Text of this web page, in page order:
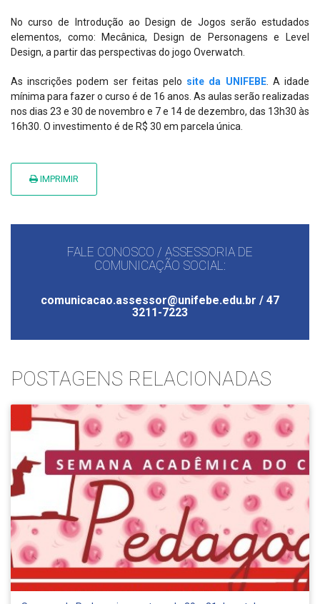
No curso de Introdução ao Design de Jogos serão estudados
elementos, como: Mecânica, Design de Personagens e Level
Design, a partir das perspectivas do jogo Overwatch.
As inscrições podem ser feitas pelo site da UNIFEBE. A idade
mínima para fazer o curso é de 16 anos. As aulas serão realizadas
nos dias 23 e 30 de novembro e 7 e 14 de dezembro, das 13h30 às
16h30. O investimento é de R$ 30 em parcela única.
IMPRIMIR
FALE CONOSCO / ASSESSORIA DE
COMUNICAÇÃO SOCIAL:
comunicacao.assessor@unifebe.edu.br / 47
3211-7223
POSTAGENS RELACIONADAS